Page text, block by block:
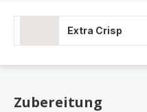
Extra Crisp
Zubereitung